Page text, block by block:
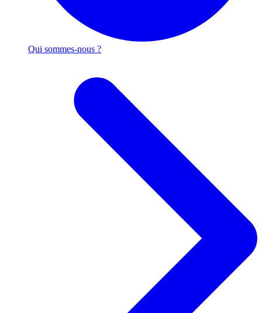
Qui sommes-nous ?